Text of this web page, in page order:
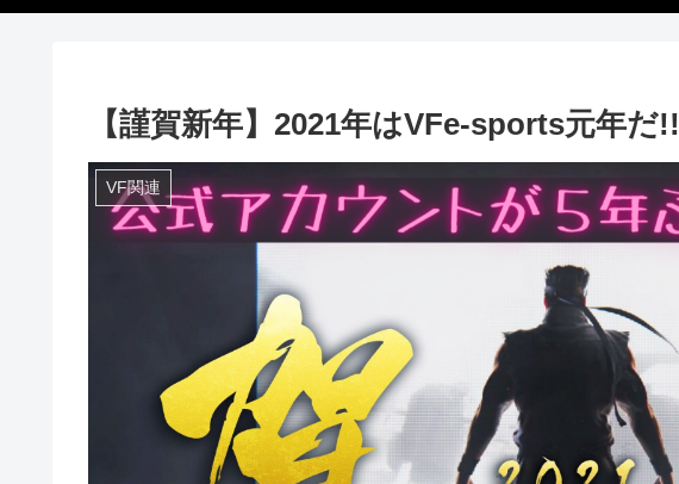
【謹賀新年】2021年はVFe-sports元年だ!!
VF関連